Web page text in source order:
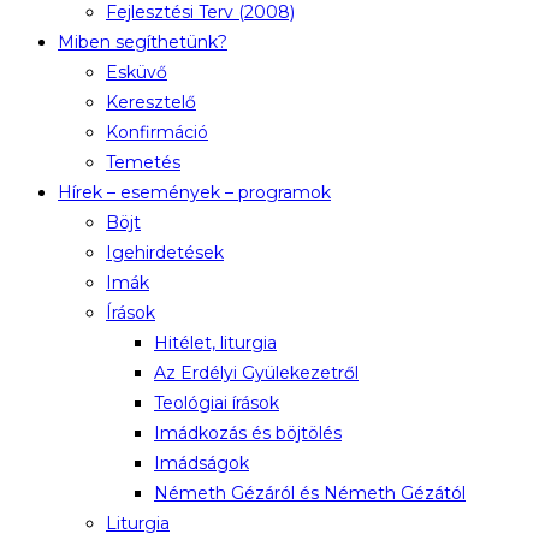
Fejlesztési Terv (2008)
Miben segíthetünk?
Esküvő
Keresztelő
Konfirmáció
Temetés
Hírek – események – programok
Böjt
Igehirdetések
Imák
Írások
Hitélet, liturgia
Az Erdélyi Gyülekezetről
Teológiai írások
Imádkozás és böjtölés
Imádságok
Németh Gézáról és Németh Gézától
Liturgia